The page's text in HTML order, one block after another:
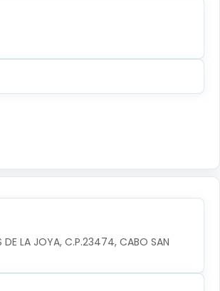
DE LA JOYA, C.P.23474, CABO SAN